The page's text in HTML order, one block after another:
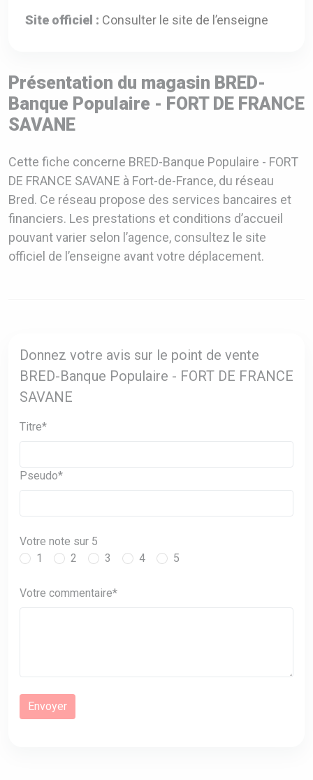
Site officiel : Consulter le site de l’enseigne
Présentation du magasin BRED-
Banque Populaire - FORT DE FRANCE
SAVANE
Cette fiche concerne BRED-Banque Populaire - FORT
DE FRANCE SAVANE à Fort-de-France, du réseau
Bred. Ce réseau propose des services bancaires et
financiers. Les prestations et conditions d’accueil
pouvant varier selon l’agence, consultez le site
officiel de l’enseigne avant votre déplacement.
Donnez votre avis sur le point de vente
BRED-Banque Populaire - FORT DE FRANCE
SAVANE
Titre*
Pseudo*
Votre note sur 5
1
2 3 4 5
Votre commentaire*